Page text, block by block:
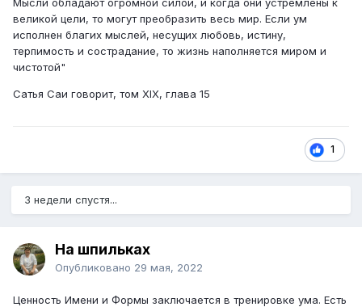
великой цели, то могут преобразить весь мир. Если ум
исполнен благих мыслей, несущих любовь, истину,
терпимость и сострадание, то жизнь наполняется миром и
чистотой"
Сатья Саи говорит, том XIX, глава 15
1
3 недели спустя...
На шпильках
Опубликовано 29 мая, 2022
Ценность Имени и Формы заключается в тренировке ума. Есть